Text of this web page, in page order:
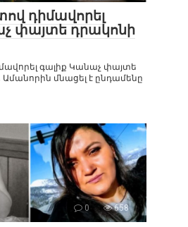
դիմավորել
փայտե դրակոնի
գալիք Կանաչ փայտե
Ամանորին մնացել է ընդամենը
0 658